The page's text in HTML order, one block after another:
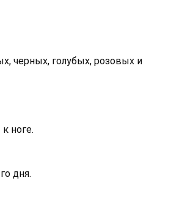
черных, голубых, розовых и
ноге.
дня.